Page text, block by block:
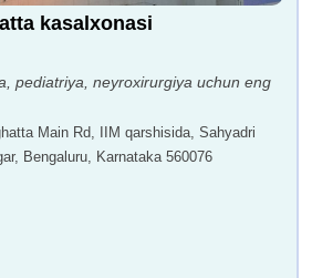
kasalxonasi
pediatriya, neyroxirurgiya uchun eng
Main Rd, IIM qarshisida, Sahyadri
Bengaluru, Karnataka 560076